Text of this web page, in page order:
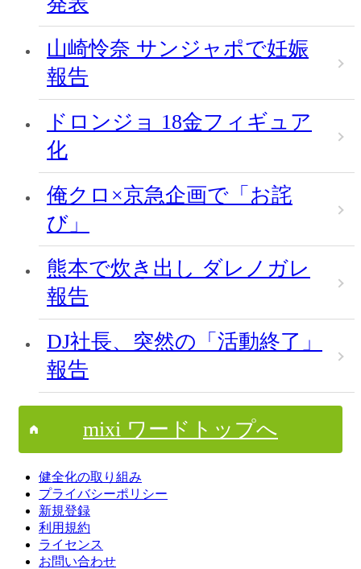
山崎怜奈 サンジャポで妊娠
報告
ドロンジョ 18金フィギュア
化
俺クロ×京急企画で「お詫
び」
熊本で炊き出し ダレノガレ
報告
DJ社長、突然の「活動終了」
報告
mixi ワードトップへ
健全化の取り組み
プライバシーポリシー
新規登録
利用規約
ライセンス
お問い合わせ